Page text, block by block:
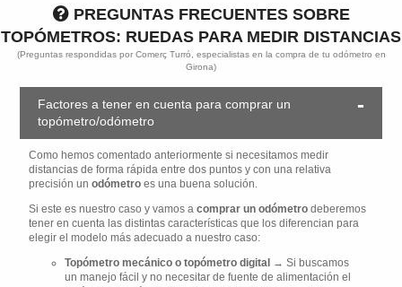
PREGUNTAS FRECUENTES SOBRE
TOPÓMETROS: RUEDAS PARA MEDIR DISTANCIAS
(Preguntas respondidas por Comerç Turró, especialistas en la compra de tu odómetro en
Girona)
Factores a tener en cuenta para comprar un
topómetro/odómetro
Como hemos comentado anteriormente si necesitamos medir
distancias de forma rápida entre dos puntos y con una relativa
precisión unodómetro es una buena solución.
Si este es nuestro caso y vamos acomprar un odómetro deberemos
tener en cuenta las distintas características que los diferencian para
elegir el modelo más adecuado a nuestro caso:
Topómetro mecánico o topómetro digital → Si buscamos
un manejo fácil y no necesitar de fuente de alimentación el